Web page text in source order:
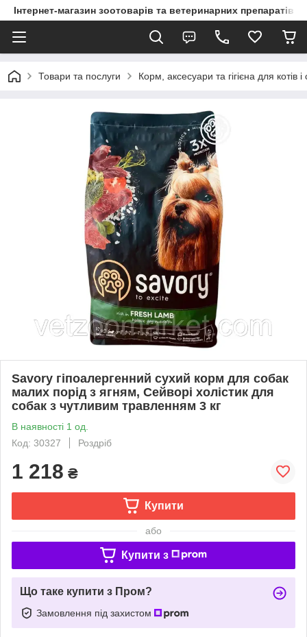
Інтернет-магазин зоотоварів та ветеринарних препаратів
Товари та послуги Корм, аксесуари та гігієна для котів і
Savory гіпоалергенний сухий корм для собак
малих порід з ягням, Сейворі холістик для
собак з чутливим травленням 3 кг
В наявності 1 од.
Код: 30327
Роздріб
1 218 ₴
Купити
або
Купити з
Що таке купити з Пром?
Замовлення під захистом